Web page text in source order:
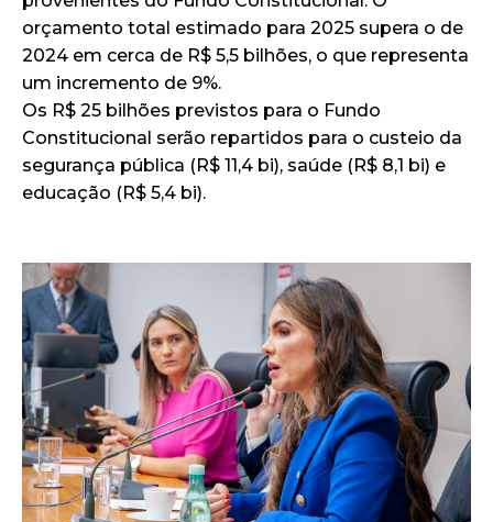
orçamento total estimado para 2025 supera o de
2024 em cerca de R$ 5,5 bilhões, o que representa
um incremento de 9%.
Os R$ 25 bilhões previstos para o Fundo
Constitucional serão repartidos para o custeio da
segurança pública (R$ 11,4 bi), saúde (R$ 8,1 bi) e
educação (R$ 5,4 bi).